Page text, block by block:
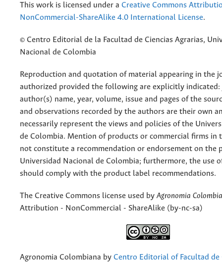
This work is licensed under a Creative Commons
NonCommercial-ShareAlike 4.0 International License.
© Centro Editorial de la Facultad de Ciencias Agrarias,
Nacional de Colombia
Reproduction and quotation of material appearing in the
authorized provided the following are explicitly indicated:
author(s) name, year, volume, issue and pages of the
and observations recorded by the authors are their own
necessarily represent the views and policies of the
de Colombia. Mention of products or commercial firms in
not constitute a recommendation or endorsement on the
Universidad Nacional de Colombia; furthermore, the use
should comply with the product label recommendations.
The Creative Commons license used by Agronomia
Attribution - NonCommercial - ShareAlike (by-nc-sa)
Agronomia Colombiana by Centro Editorial of Facultad de